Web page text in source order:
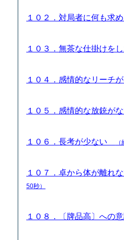
１０２．対局者に何も求
１０３．無茶な仕掛けを
１０４．感情的なリーチ
１０５．感情的な放銃が
１０６．長考が少ない
１０７．卓から体が離れ
50秒）
１０８．〔牌品高〕への